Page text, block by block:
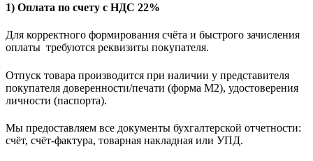
1) Оплата по счету с НДС 22%
Для корректного формирования счёта и быстрого зачисления
оплаты требуются реквизиты покупателя.
Отпуск товара производится при наличии у представителя
покупателя доверенности/печати (форма M2), удостоверения
личности (паспорта).
Мы предоставляем все документы бухгалтерской отчетности:
счёт, счёт-фактура, товарная накладная или УПД.